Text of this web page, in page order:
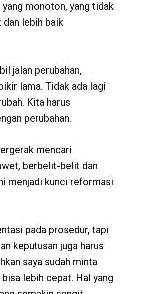
monoton, yang tidak
lebih baik
jalan perubahan,
lama. Tidak ada Iagi
Kita harus
perubahan.
mencari
berbelit-belit dan
menjadi kunci reformasi
pada prosedur, tapi
keputusan juga harus
saya sudah minta
lebih cepat. Hal yang